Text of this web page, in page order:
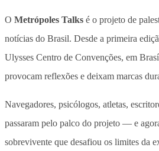
O Metrópoles Talks é o projeto de
notícias do Brasil. Desde a primeira
Ulysses Centro de Convenções, em
provocam reflexões e deixam marcas
Navegadores, psicólogos, atletas,
passaram pelo palco do projeto — e
sobrevivente que desafiou os limites da